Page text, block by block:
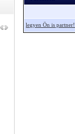
legyen Ön is partner!